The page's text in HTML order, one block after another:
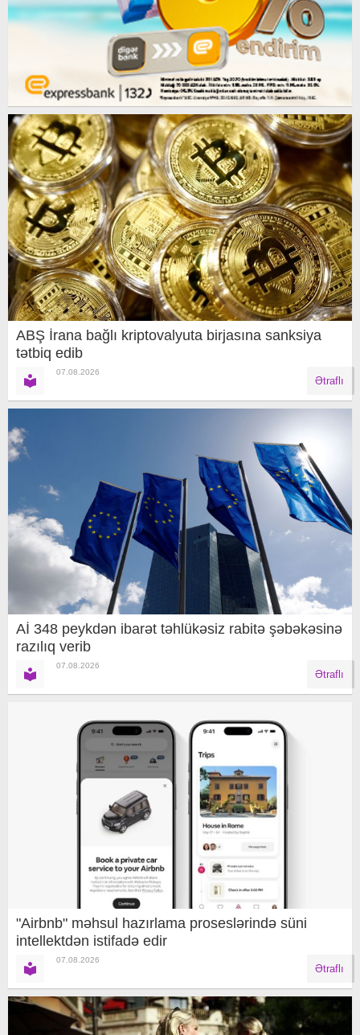
ABŞ İrana bağlı kriptovalyuta birjasına sanksiya
tətbiq edib
07.08.2026
Ətraflı
Aİ 348 peykdən ibarət təhlükəsiz rabitə şəbəkəsinə
razılıq verib
07.08.2026
Ətraflı
"Airbnb" məhsul hazırlama proseslərində süni
intellektdən istifadə edir
07.08.2026
Ətraflı